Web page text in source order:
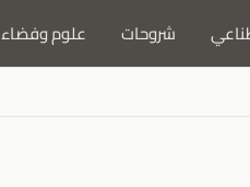
شروحات علوم وفضاء